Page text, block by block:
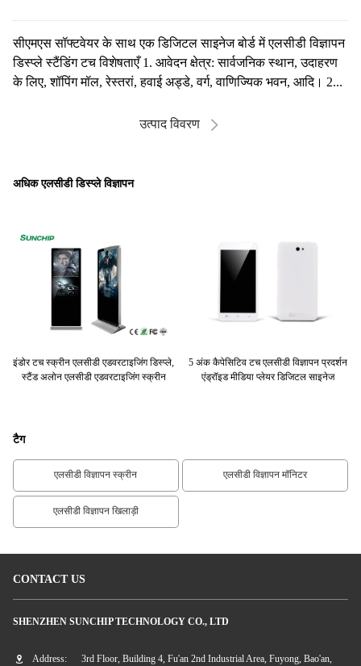
सीएमएस सॉफ्टवेयर के साथ एक डिजिटल साइनेज बोर्ड में एलसीडी विज्ञापन
डिस्प्ले स्टैंडिंग टच विशेषताएँ 1. आवेदन क्षेत्र: सार्वजनिक स्थान, उदाहरण
के लिए, शॉपिंग मॉल, रेस्तरां, हवाई अड्डे, वर्ग, वाणिज्यिक भवन, आदि। 2...
उत्पाद विवरण
अधिक एलसीडी डिस्प्ले विज्ञापन
इंडोर टच स्क्रीन एलसीडी एडवरटाइजिंग डिस्प्ले,
स्टैंड अलोन एलसीडी एडवरटाइजिंग स्क्रीन
5 अंक कैपेसिटिव टच एलसीडी विज्ञापन प्रदर्शन
एंड्रॉइड मीडिया प्लेयर डिजिटल साइनेज
टैग
एलसीडी विज्ञापन स्क्रीन एलसीडी विज्ञापन मॉनिटर
एलसीडी विज्ञापन खिलाड़ी
CONTACT US
SHENZHEN SUNCHIP TECHNOLOGY CO., LTD
Address: 3rd Floor, Building 4, Fu'an 2nd Industrial Area, Fuyong, Bao'an,